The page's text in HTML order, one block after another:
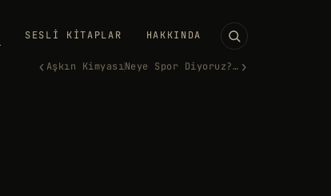
SESLI KITAPLAR HAKKINDA
‹Aşkın Kimyası Neye Spor Diyoruz? (ft. Kaan… ›